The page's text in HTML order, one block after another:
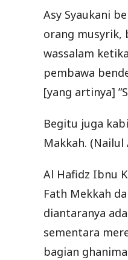
Asy Syaukani
orang musyrik,
wassalam
pembawa
[yang artinya]
Begitu juga
Makkah. (Nailul
Al Hafidz Ibnu
Fath Mekkah
diantaranya
sementara
bagian